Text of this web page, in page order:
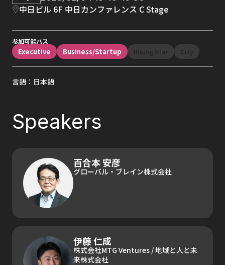
中日ビル 6F 中日カンファレンス C Stage
参加可能パス
Executive Business/Startup Rising Star City
言語：日本語
Speakers
百合本 安彦
グローバル・ブレイン株式会社
伊藤 仁成
株式会社MTG Ventures / 地域と人と未
来株式会社